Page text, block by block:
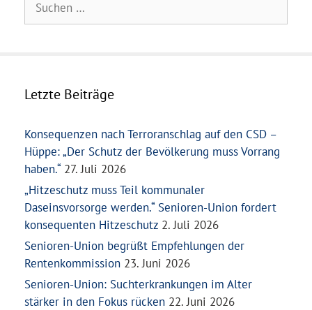
nach:
Letzte Beiträge
Konsequenzen nach Terroranschlag auf den CSD –
Hüppe: „Der Schutz der Bevölkerung muss Vorrang
haben.“ 27. Juli 2026
„Hitzeschutz muss Teil kommunaler
Daseinsvorsorge werden.“ Senioren-Union fordert
konsequenten Hitzeschutz 2. Juli 2026
Senioren-Union begrüßt Empfehlungen der
Rentenkommission 23. Juni 2026
Senioren-Union: Suchterkrankungen im Alter
stärker in den Fokus rücken 22. Juni 2026